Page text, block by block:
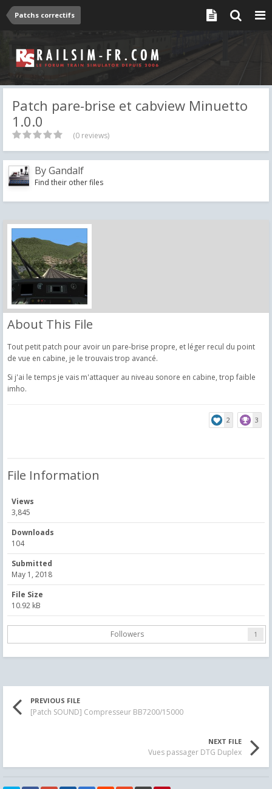
Patchs correctifs
Patch pare-brise et cabview Minuetto
1.0.0
(0 reviews)
ByGandalf
Find their other files
About This File
Tout petit patch pour avoir un pare-brise propre, et léger recul du point
de vue en cabine, je le trouvais trop avancé.
Si j'ai le temps je vais m'attaquer au niveau sonore en cabine, trop faible
imho.
2 3
File Information
Views
3,845
Downloads
104
Submitted
May 1, 2018
File Size
10.92 kB
Followers 1
PREVIOUS FILE
[Patch SOUND] Compresseur BB7200/15000
NEXT FILE
Vues passager DTG Duplex